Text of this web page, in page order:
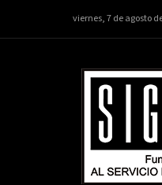
viernes, 7 de agosto